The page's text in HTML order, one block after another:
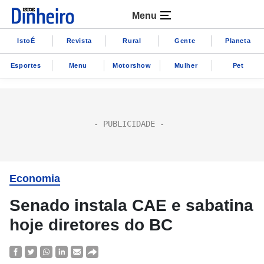
Menu
IstoÉ Revista Rural Gente Planeta
Esportes Menu Motorshow Mulher Pet
Economia
Senado instala CAE e sabatina
hoje diretores do BC